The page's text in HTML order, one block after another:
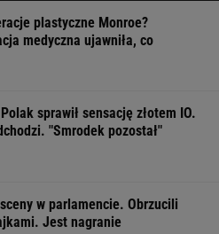
plastyczne Monroe?
medyczna ujawniła, co
Polak sprawił sensację złotem IO.
"Smrodek pozostał"
w parlamencie. Obrzucili
Jest nagranie